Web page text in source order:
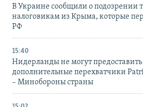
В Украине сообщили о подозрении
налоговикам из Крыма, которые
РФ
15:40
Нидерланды не могут
дополнительные перехватчики
– Минобороны страны